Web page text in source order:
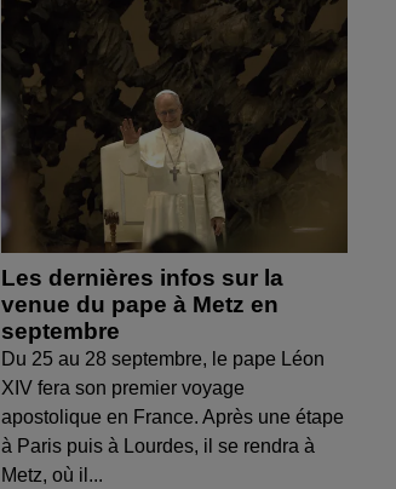
Les dernières infos sur la
venue du pape à Metz en
septembre
Du 25 au 28 septembre, le pape Léon
XIV fera son premier voyage
apostolique en France. Après une étape
à Paris puis à Lourdes, il se rendra à
Metz, où il...